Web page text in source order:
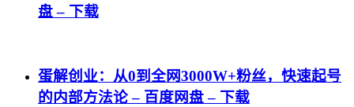
盘 – 下载
蛋解创业：从0到全网3000W+粉丝，快速起号
的内部方法论 – 百度网盘 – 下载